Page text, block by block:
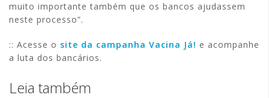
muito importante também que os bancos ajudassem
neste processo”.
:: Acesse o site da campanha Vacina Já! e acompanhe
a luta dos bancários.
Leia também